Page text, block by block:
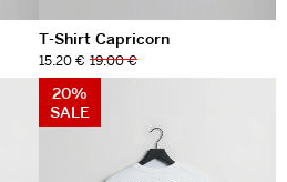
T-Shirt Capricorn
15.20 € 19.00 €
20%
SALE